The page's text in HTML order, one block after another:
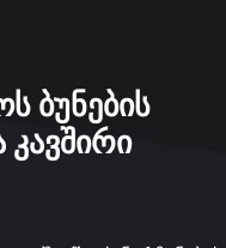
ᲑᲣᲜᲔᲑᲘᲡ